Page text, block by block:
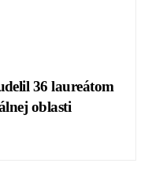
36 laureátom
oblasti